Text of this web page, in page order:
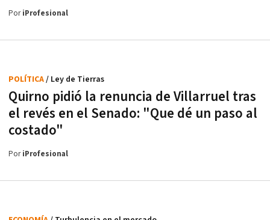
PoriProfesional
Quirno pidió la renuncia de Villarruel tras
el revés en el Senado: "Que dé un paso al
costado"
POLÍTICA/ Ley de Tierras
PoriProfesional